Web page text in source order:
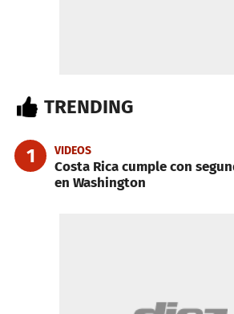
TRENDING
1 VIDEOS
Costa Rica cumple con
en Washington